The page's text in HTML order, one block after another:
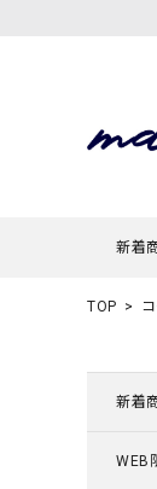
新着
TOP
新着
WEB